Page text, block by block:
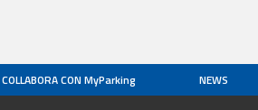
COLLABORA CON MyParking NEWS